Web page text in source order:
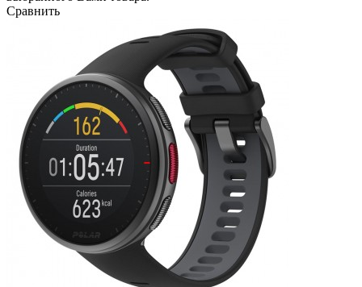
Сравнить